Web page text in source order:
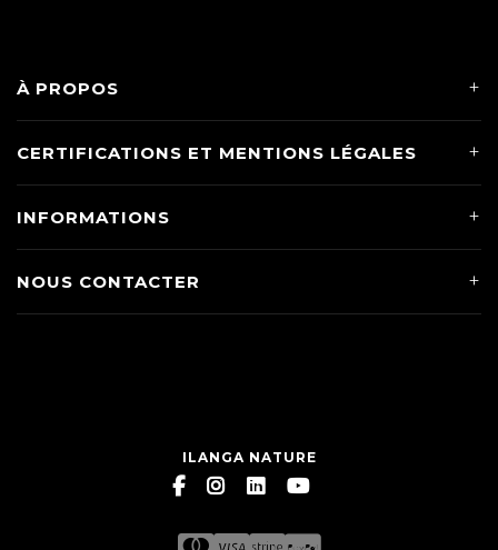
À PROPOS
CERTIFICATIONS ET MENTIONS LÉGALES
INFORMATIONS
NOUS CONTACTER
ILANGA NATURE